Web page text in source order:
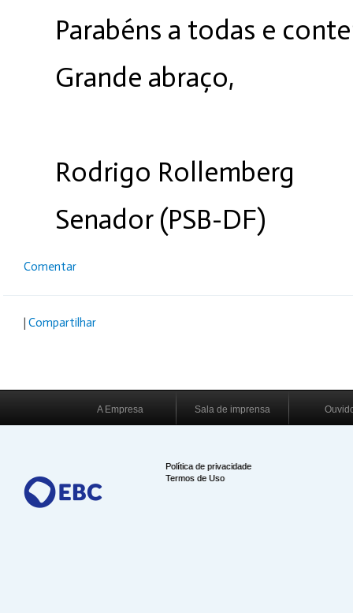
Parabéns a todas e
Grande abraço,
Rodrigo Rollemberg
Senador (PSB-DF)
Comentar
| Compartilhar
A Empresa Sala de imprensa
Política de privacidade
Termos de Uso